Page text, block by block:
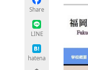
Share
LINE
hatena